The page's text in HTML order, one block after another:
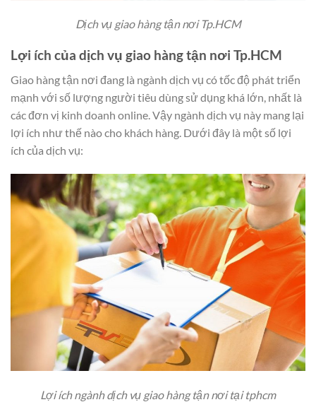
Dịch vụ giao hàng tận nơi Tp.HCM
Lợi ích của dịch vụ giao hàng tận nơi Tp.HCM
Giao hàng tận nơi đang là ngành dịch vụ có tốc độ phát triển
mạnh với số lượng người tiêu dùng sử dụng khá lớn, nhất là
các đơn vị kinh doanh online. Vậy ngành dịch vụ này mang lại
lợi ích như thế nào cho khách hàng. Dưới đây là một số lợi
ích của dịch vụ:
Lợi ích ngành dịch vụ giao hàng tận nơi tại tphcm